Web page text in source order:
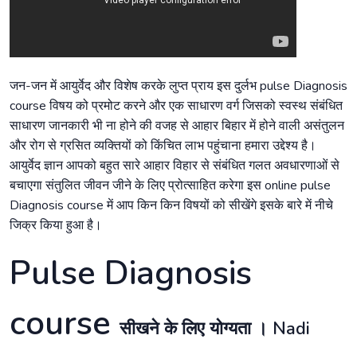
जन-जन में आयुर्वेद और विशेष करके लुप्त प्राय इस दुर्लभ pulse Diagnosis
course विषय को प्रमोट करने और एक साधारण वर्ग जिसको स्वस्थ संबंधित
साधारण जानकारी भी ना होने की वजह से आहार बिहार में होने वाली असंतुलन
और रोग से ग्रसित व्यक्तियों को किंचित लाभ पहुंचाना हमारा उद्देश्य है।
आयुर्वेद ज्ञान आपको बहुत सारे आहार विहार से संबंधित गलत अवधारणाओं से
बचाएगा संतुलित जीवन जीने के लिए प्रोत्साहित करेगा इस online pulse
Diagnosis course में आप किन किन विषयों को सीखेंगे इसके बारे में नीचे
जिक्र किया हुआ है।
Pulse Diagnosis
courseसीखने के लिए योग्यता ‌। Nadi